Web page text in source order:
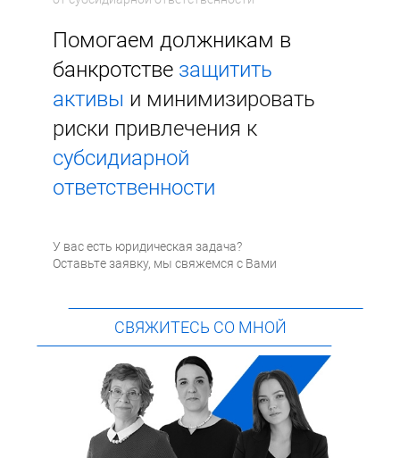
Помогаем должникам в
банкротстве защитить
активы и минимизировать
риски привлечения к
субсидиарной
ответственности
У вас есть юридическая задача?
Оставьте заявку, мы свяжемся с Вами
СВЯЖИТЕСЬ СО МНОЙ